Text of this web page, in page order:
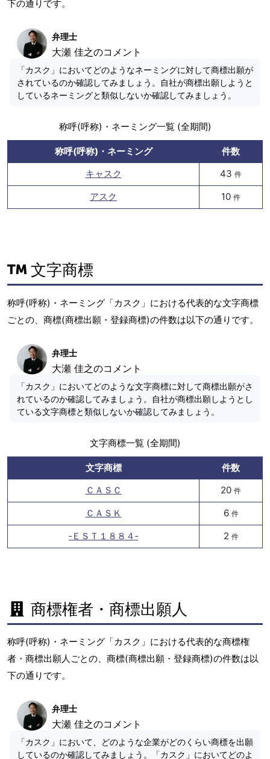
下の通りです。
弁理士
大瀬 佳之のコメント
「カスク」においてどのようなネーミングに対して商標出願が
されているのか確認してみましょう。自社が商標出願しようと
しているネーミングと類似しないか確認してみましょう。
称呼(呼称)・ネーミング一覧 (全期間)
称呼(呼称)・ネーミング
件数
キャスク
43 件
アスク 10 件
文字商標
称呼(呼称)・ネーミング「カスク」における代表的な文字商標
ごとの、商標(商標出願・登録商標)の件数は以下の通りです。
弁理士
大瀬 佳之のコメント
「カスク」においてどのような文字商標に対して商標出願がさ
れているのか確認してみましょう。自社が商標出願しようとし
ている文字商標と類似しないか確認してみましょう。
文字商標一覧 (全期間)
文字商標
件数
ＣＡＳＣ
20 件
ＣＡＳＫ 6 件
‐ＥＳＴ１８８４‐ 2 件
商標権者・商標出願人
称呼(呼称)・ネーミング「カスク」における代表的な商標権
者・商標出願人ごとの、商標(商標出願・登録商標)の件数は以
下の通りです。
弁理士
大瀬 佳之のコメント
「カスク」において、どのような企業がどのくらい商標を出願
しているのか確認してみましょう。「カスク」においてどのよ